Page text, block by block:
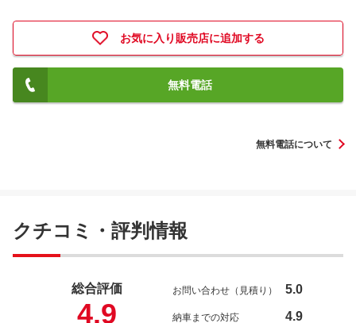
お気に入り販売店に追加する
無料電話
無料電話について
クチコミ・評判情報
総合評価
4.9
お問い合わせ（見積り） 5.0
納車までの対応 4.9